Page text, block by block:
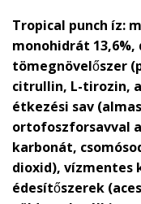
Tropical punch íz:
monohidrát
tömegnövelőszer
citrullin, L-tirozin,
étkezési sav
ortofoszforsavval
karbonát,
dioxid), vízmentes
édesítőszerek